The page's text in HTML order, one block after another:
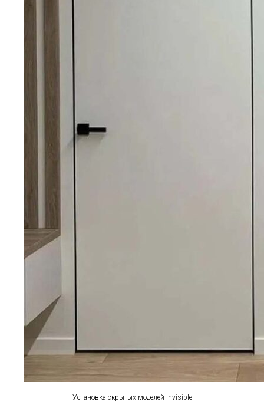
Установка скрытых моделей Invisible